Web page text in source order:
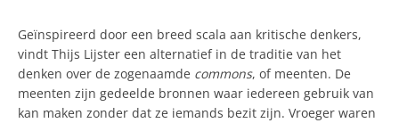
Geïnspireerd door een breed scala aan kritische denkers,
vindt Thijs Lijster een alternatief in de traditie van het
denken over de zogenaamde commons, of meenten. De
meenten zijn gedeelde bronnen waar iedereen gebruik van
kan maken zonder dat ze iemands bezit zijn. Vroeger waren